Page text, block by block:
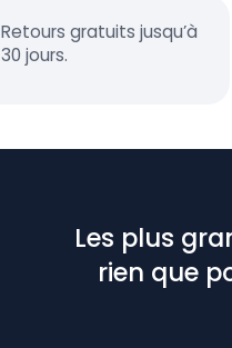
Retours gratuits jusqu’à
30 jours.
Les plus
rien que